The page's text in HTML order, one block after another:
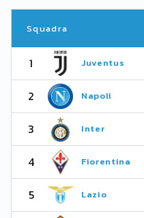
Squadra
1 Juventus
2 Napoli
3 Inter
4 Fiorentina
5 Lazio